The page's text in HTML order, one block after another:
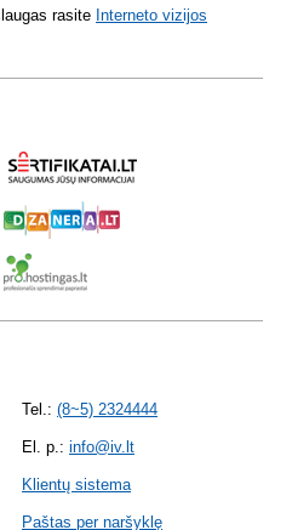
rasite Interneto vizijos
Tel.: (8~5) 2324444
El. p.: info@iv.lt
Klientų sistema
Paštas per naršyklę